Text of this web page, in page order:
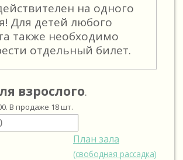
на одного
Для детей любого
также необходимо
отдельный билет.
взрослого.
. В продаже 18 шт.
План зала
(свободная рассадка)